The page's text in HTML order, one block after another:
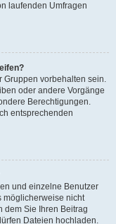
laufenden Umfragen
Gruppen vorbehalten sein.
oder andere Vorgänge
Berechtigungen.
entsprechenden
und einzelne Benutzer
möglicherweise nicht
dem Sie Ihren Beitrag
Dateien hochladen.